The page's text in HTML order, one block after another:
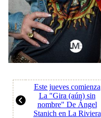
Este jueves comienza
La "Gira (aún) sin
nombre" De Ángel
Stanich en La Riviera